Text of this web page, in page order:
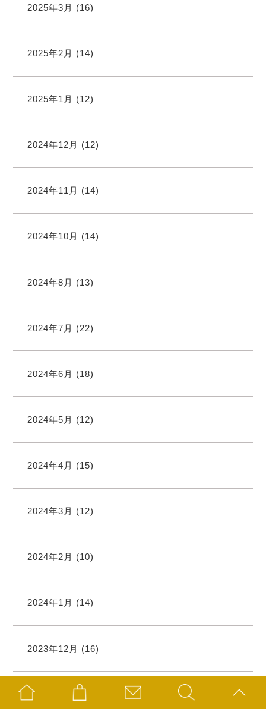
2025年3月 (16)
2025年2月 (14)
2025年1月 (12)
2024年12月 (12)
2024年11月 (14)
2024年10月 (14)
2024年8月 (13)
2024年7月 (22)
2024年6月 (18)
2024年5月 (12)
2024年4月 (15)
2024年3月 (12)
2024年2月 (10)
2024年1月 (14)
2023年12月 (16)
2023年11月 (17)